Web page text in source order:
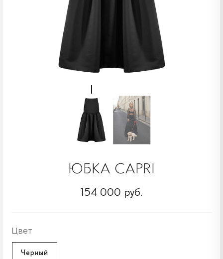
ЮБКА CAPRI
154 000 руб.
Цвет
Черный